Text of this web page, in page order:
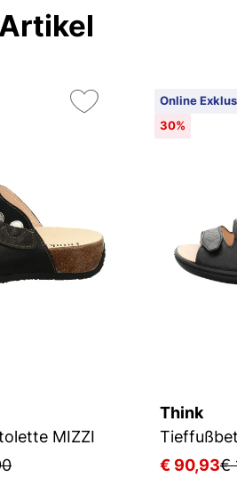
MIZZI
Online
30%
Think
€ 90,93€